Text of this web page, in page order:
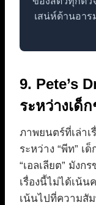
เสน่ห์ด้านอา
9. Pete’s
ระหว่างเด็
ภาพยนตร์ที่เล่า
ระหว่าง “พีท” เ
“เอลเลียต” มัง
เรื่องนี้ไม่ได้เน้
เน้นไปที่ความสั